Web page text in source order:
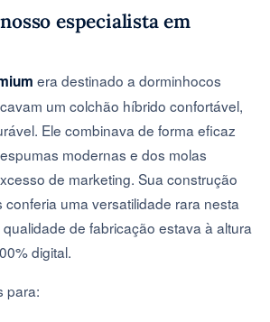
especialista em
era destinado a dorminhocos
um colchão híbrido confortável,
Ele combinava de forma eficaz
modernas e dos molas
de marketing. Sua construção
uma versatilidade rara nesta
de fabricação estava à altura
digital.
para: